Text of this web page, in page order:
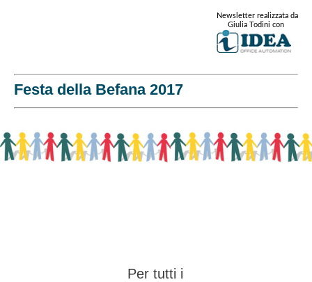
Newsletter realizzata da
Giulia Todini con
Festa della Befana 2017
Per tutti i